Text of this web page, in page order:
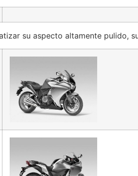
su aspecto altamente pulido,